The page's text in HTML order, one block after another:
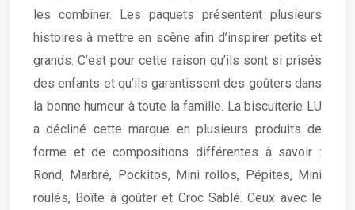
les combiner. Les paquets présentent plusieurs
histoires à mettre en scène afin d’inspirer petits et
grands. C’est pour cette raison qu’ils sont si prisés
des enfants et qu’ils garantissent des goûters dans
la bonne humeur à toute la famille. La biscuiterie LU
a décliné cette marque en plusieurs produits de
forme et de compositions différentes à savoir :
Rond, Marbré, Pockitos, Mini rollos, Pépites, Mini
roulés, Boîte à goûter et Croc Sablé. Ceux avec le